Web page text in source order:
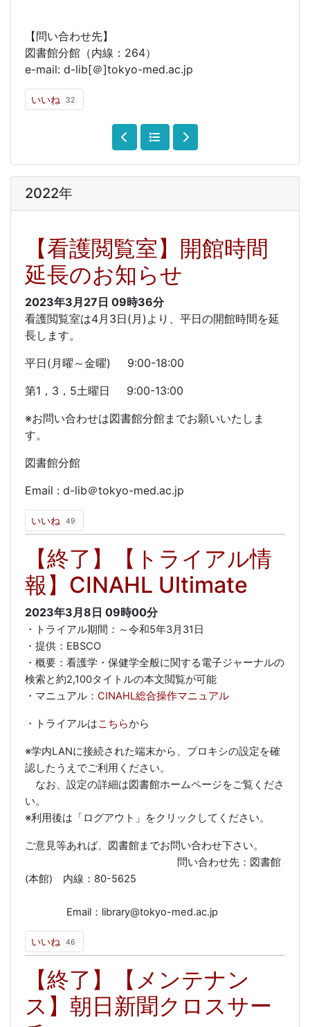
【問い合わせ先】
図書館分館（内線：264）
e-mail: d-lib[＠]tokyo-med.ac.jp
いいね 32
2022年
【看護閲覧室】開館時間
延長のお知らせ
2023年3月27日 09時36分
看護閲覧室は4月3日(月)より、平日の開館時間を延
長します。
平日(月曜～金曜) 9:00-18:00
第1，3，5土曜日 9:00-13:00
※お問い合わせは図書館分館までお願いいたしま
す。
図書館分館
Email : d-lib＠tokyo-med.ac.jp
いいね 49
【終了】【トライアル情
報】CINAHL Ultimate
2023年3月8日 09時00分
・トライアル期間：～令和5年3月31日
・提供：EBSCO
・概要：看護学・ 保健学全般に関する電子ジャーナルの
検索と約2,100タイトルの本文閲覧が可能
・マニュアル： CINAHL総合操作マニュアル
・トライアルはこちらから
※学内LANに接続された端末から、プロキシの設定を確
認したうえでご利用ください。
なお、設定の詳細は図書館ホームページをご覧くださ
い。
※利用後は「ログアウト」をクリックしてください。
ご意見等あれば、図書館までお問い合わせ下さい。
問い合わせ先：図書館
(本館) 内線：80-5625
Email：library@tokyo-med.ac.jp
いいね 46
【終了】【メンテナン
ス】朝日新聞クロスサー